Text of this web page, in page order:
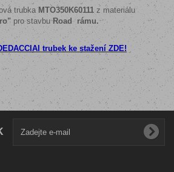
trubka MTO350K60111 z materiálu
pro stavbu Road rámu.
trubek ke stažení ZDE!